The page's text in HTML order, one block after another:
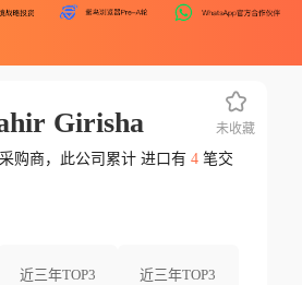
Girisha
购商，此公司累计 进口有 4笔交
近三年TOP3
近三年TOP3
未收藏